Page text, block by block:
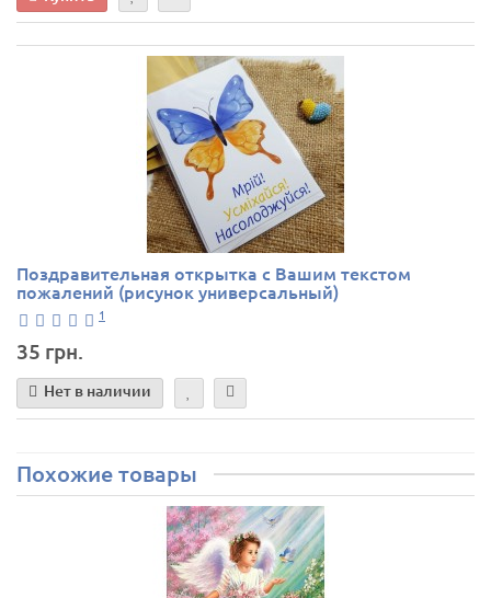
Поздравительная открытка с Вашим текстом
пожалений (рисунок универсальный)
1
35 грн.
Нет в наличии
Похожие товары